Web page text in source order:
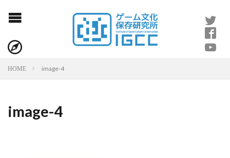
HOME image-4
image-4